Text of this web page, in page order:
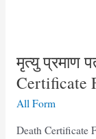
मृत्यु प्रमाण
Certificate
All Form
Death Certificate